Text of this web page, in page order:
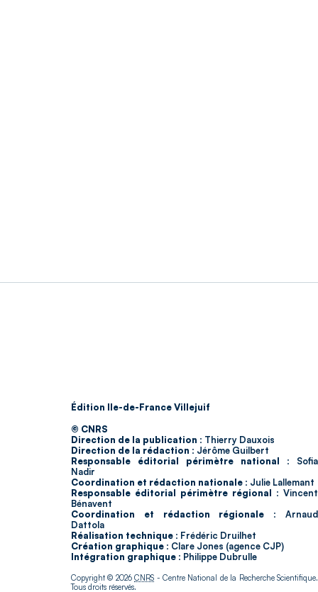
Édition Ile-de-France Villejuif
© CNRS
Direction de la publication : Thierry Dauxois
Direction de la rédaction : Jérôme Guilbert
Responsable éditorial périmètre national : Sofia
Nadir
Coordination et rédaction nationale : Julie Lallemant
Responsable éditorial périmètre régional : Vincent
Bénavent
Coordination et rédaction régionale : Arnaud
Dattola
Réalisation technique : Frédéric Druilhet
Création graphique : Clare Jones (agence CJP)
Intégration graphique : Philippe Dubrulle
Copyright © 2026CNRS - Centre National de la Recherche Scientifique.
Tous droits réservés.